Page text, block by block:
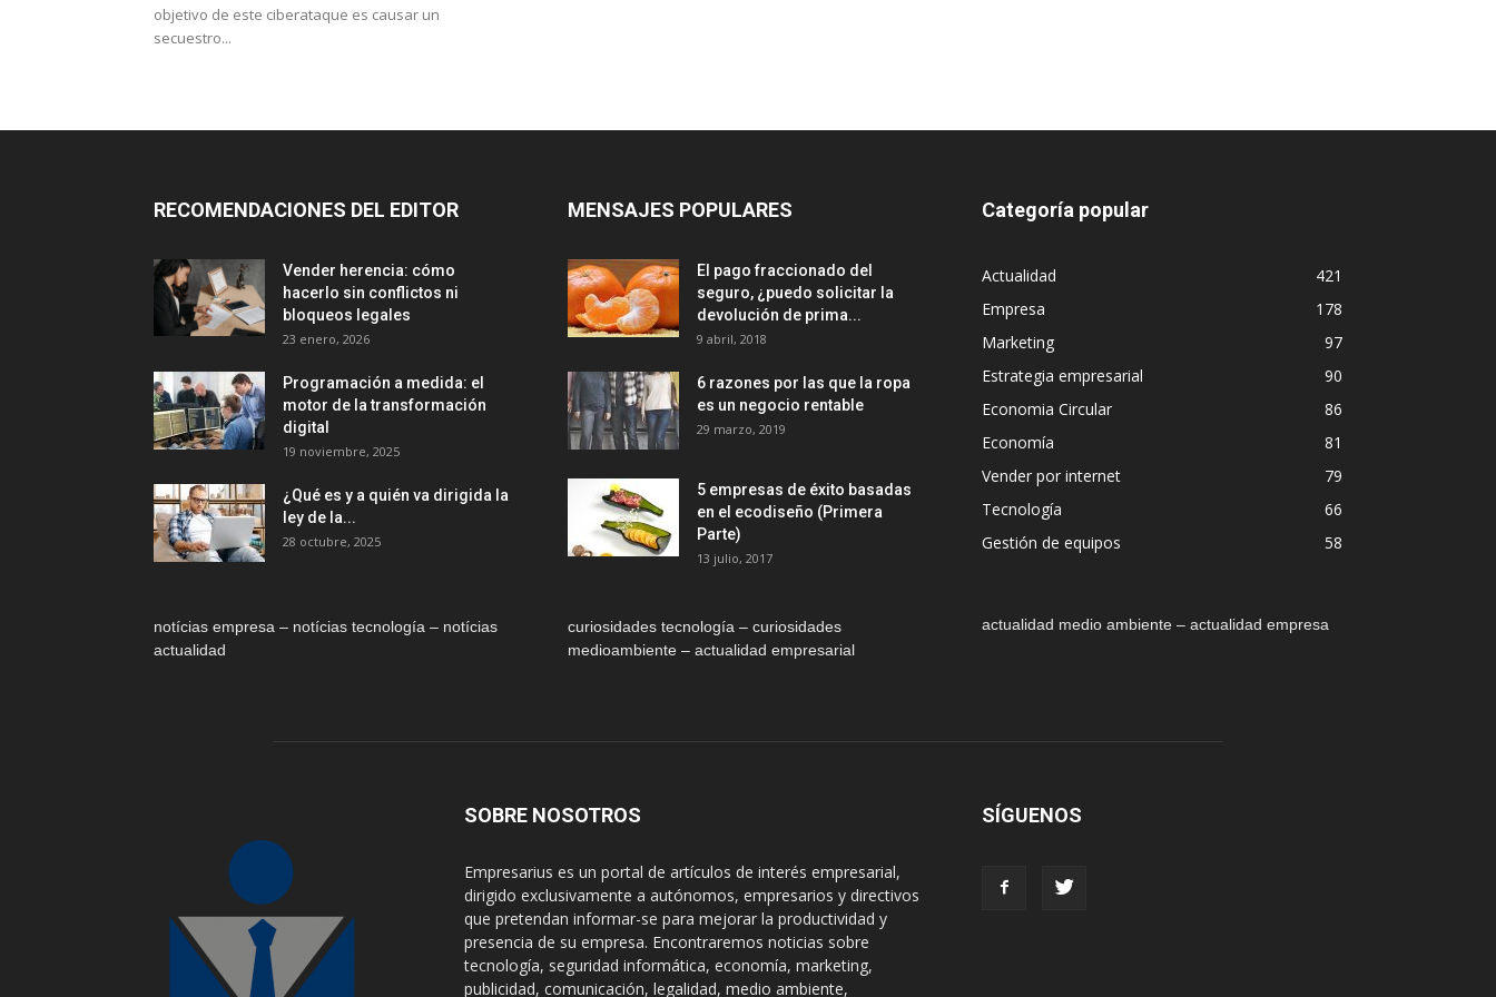
objetivo de este ciberataque es causar un
secuestro...
RECOMENDACIONES DEL EDITOR
Vender herencia: cómo
hacerlo sin conflictos ni
bloqueos legales
23 enero, 2026
Programación a medida: el
motor de la transformación
digital
19 noviembre, 2025
¿Qué es y a quién va dirigida la
ley de la...
28 octubre, 2025
notícias empresa – notícias tecnología – notícias
actualidad
MENSAJES POPULARES
El pago fraccionado del
seguro, ¿puedo solicitar la
devolución de prima...
9 abril, 2018
6 razones por las que la ropa
es un negocio rentable
29 marzo, 2019
5 empresas de éxito basadas
en el ecodiseño (Primera
Parte)
13 julio, 2017
curiosidades tecnología – curiosidades
medioambiente – actualidad empresarial
Categoría popular
Actualidad
421
Empresa
178
Marketing
97
Estrategia empresarial
90
Economia Circular
86
Economía
81
Vender por internet
79
Tecnología
66
Gestión de equipos
58
actualidad medio ambiente – actualidad empresa
SOBRE NOSOTROS
Empresarius es un portal de artículos de interés empresarial,
dirigido exclusivamente a autónomos, empresarios y directivos
que pretendan informar-se para mejorar la productividad y
presencia de su empresa. Encontraremos noticias sobre
tecnología, seguridad informática, economía, marketing,
publicidad, comunicación, legalidad, medio ambiente,
SÍGUENOS